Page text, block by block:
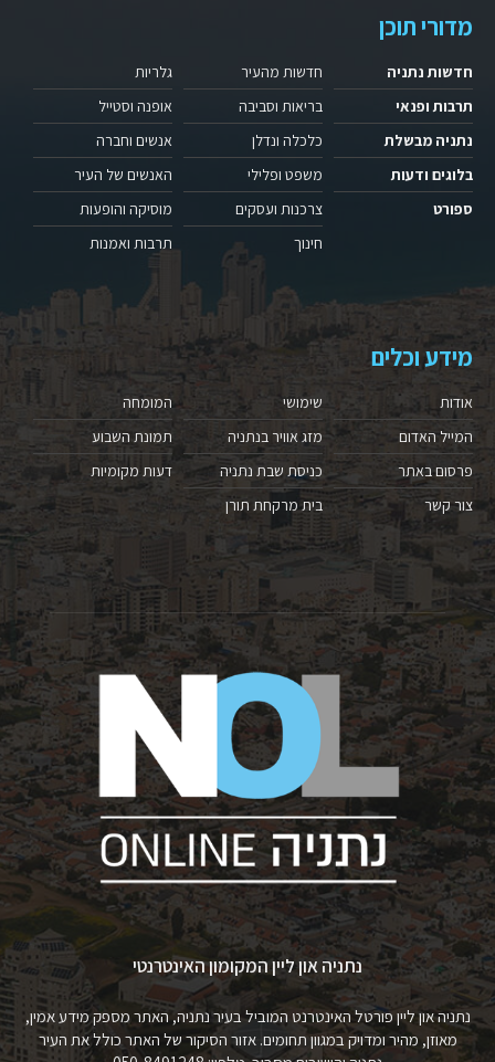
מדורי תוכן
חדשות נתניה
תרבות ופנאי
נתניה מבשלת
בלוגים ודעות
ספורט
חדשות מהעיר
בריאות וסביבה
כלכלה ונדלן
משפט ופלילי
צרכנות ועסקים
חינוך
גלריות
אופנה וסטייל
אנשים וחברה
האנשים של העיר
מוסיקה והופעות
תרבות ואמנות
מידע וכלים
אודות
המייל האדום
פרסום באתר
צור קשר
שימושי
מזג אוויר בנתניה
כניסת שבת נתניה
בית מרקחת תורן
המומחה
תמונת השבוע
דעות מקומיות
נתניה און ליין המקומון האינטרנטי
נתניה און ליין פורטל האינטרנט המוביל בעיר נתניה, האתר מספק מידע אמין,
מאוזן, מהיר ומדויק במגוון תחומים. אזור הסיקור של האתר כולל את העיר